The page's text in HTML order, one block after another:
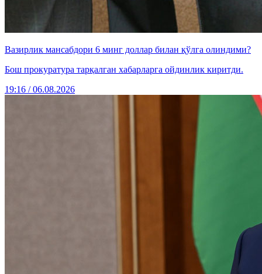
Вазирлик мансабдори 6 минг доллар билан қўлга олиндими?
Бош прокуратура тарқалган хабарларга ойдинлик киритди.
19:16 / 06.08.2026